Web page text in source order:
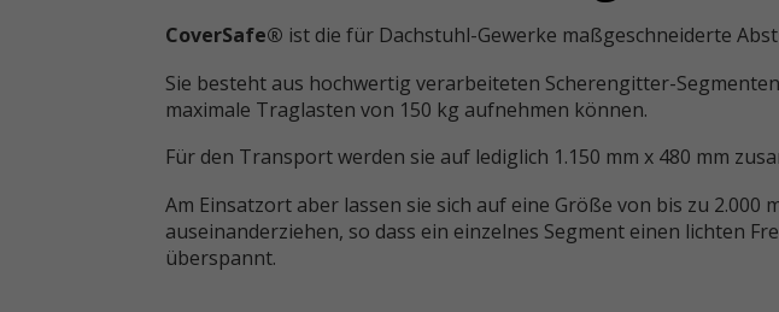
CoverSafe® ist die für Dachstuhl-Gewerke maßgeschneiderte
Sie besteht aus hochwertig verarbeiteten Scherengitter-
maximale Traglasten von 150 kg aufnehmen können.
Für den Transport werden sie auf lediglich 1.150 mm x 480 mm
Am Einsatzort aber lassen sie sich auf eine Größe von bis zu 2.000
auseinanderziehen, so dass ein einzelnes Segment einen lichten
überspannt.